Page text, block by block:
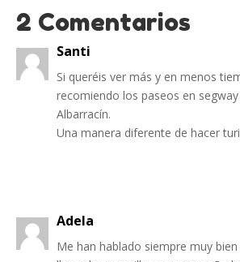
2 Comentarios
Santi
Si queréis ver más y en menos
recomiendo los paseos en
Albarracín.
Una manera diferente de hacer
Adela
Me han hablado siempre muy